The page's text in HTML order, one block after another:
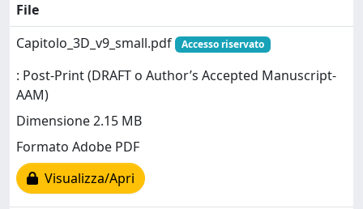
File
Capitolo_3D_v9_small.pdf
Accesso riservato
: Post-Print (DRAFT o Author’s Accepted Manuscript-
AAM)
Dimensione 2.15 MB
Formato Adobe PDF
Visualizza/Apri